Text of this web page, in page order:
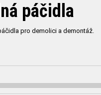
páčidla
pro demolici a demontáž.